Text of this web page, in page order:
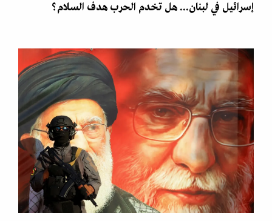
إسرائيل في لبنان... هل تخدم الحرب هدف السلام؟